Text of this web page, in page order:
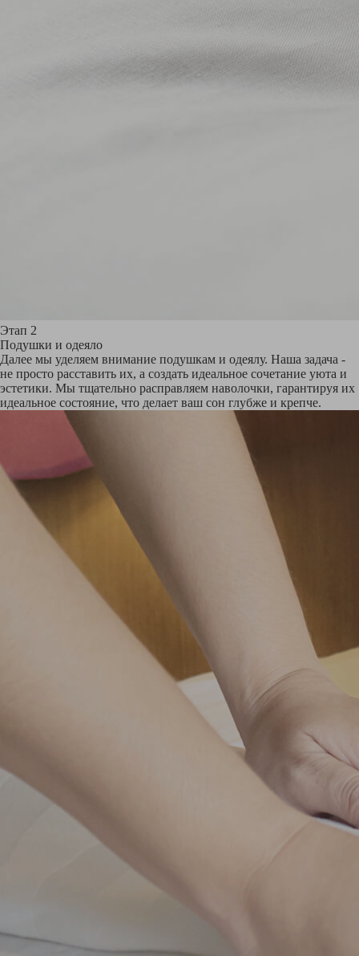
Этап 2
Подушки и одеяло
Далее мы уделяем внимание подушкам и одеялу. Наша задача -
не просто расставить их, а создать идеальное сочетание уюта и
эстетики. Мы тщательно расправляем наволочки, гарантируя их
идеальное состояние, что делает ваш сон глубже и крепче.